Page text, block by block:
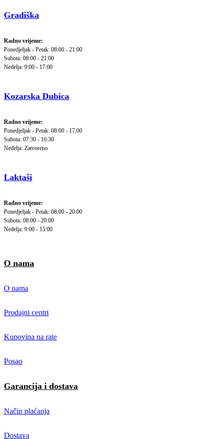
Gradiška
Radno vrijeme:
Ponedjeljak - Petak: 08:00 - 21:00
Subota: 08:00 - 21:00
Nedelja: 9:00 - 17:00
Kozarska Dubica
Radno vrijeme:
Ponedjeljak - Petak: 08:00 - 17:00
Subota: 07:30 - 16:30
Nedelja: Zatvoreno
Laktaši
Radno vrijeme:
Ponedjeljak - Petak: 08:00 - 20:00
Subota: 08:00 - 20:00
Nedelja: 9:00 - 15:00
O nama
O nama
Prodajni centri
Kupovina na rate
Posao
Garancija i dostava
Način plaćanja
Dostava